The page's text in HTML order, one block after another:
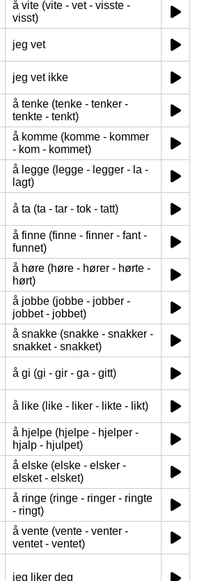
å vite (vite - vet - visste -
visst)
jeg vet
jeg vet ikke
å tenke (tenke - tenker -
tenkte - tenkt)
å komme (komme - kommer
- kom - kommet)
å legge (legge - legger - la -
lagt)
å ta (ta - tar - tok - tatt)
å finne (finne - finner - fant -
funnet)
å høre (høre - hører - hørte -
hørt)
å jobbe (jobbe - jobber -
jobbet - jobbet)
å snakke (snakke - snakker -
snakket - snakket)
å gi (gi - gir - ga - gitt)
å like (like - liker - likte - likt)
å hjelpe (hjelpe - hjelper -
hjalp - hjulpet)
å elske (elske - elsker -
elsket - elsket)
å ringe (ringe - ringer - ringte
- ringt)
å vente (vente - venter -
ventet - ventet)
jeg liker deg